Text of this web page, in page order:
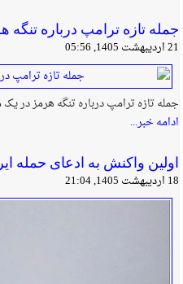
جمله تازه ترامپ درباره
21 اردیبهشت 1405, 05:56
جمله تازه ترامپ درباره تنگه هرمز در
ادامه خبر...
اولین واکنش به ادعای حمله
18 اردیبهشت 1405, 21:04